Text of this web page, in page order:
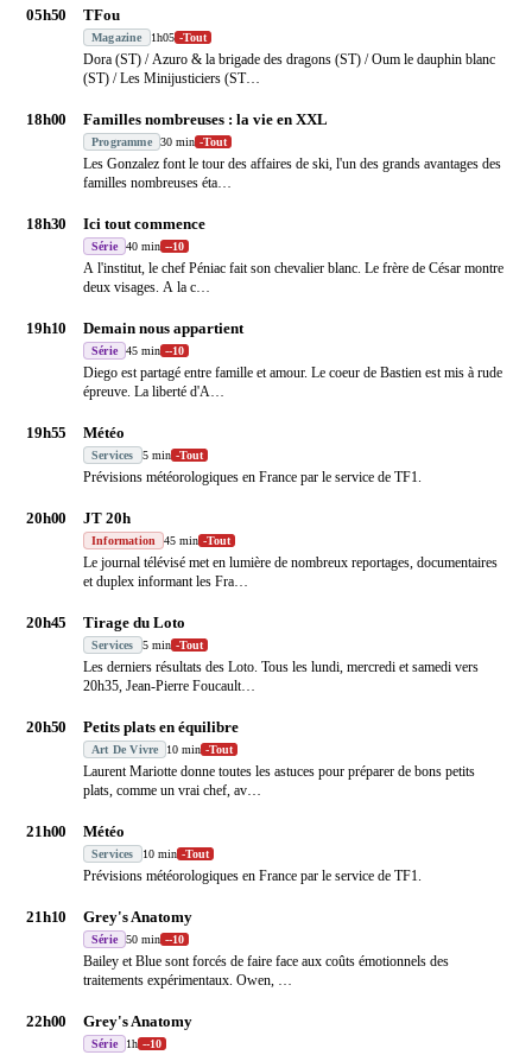
05h50 TFou
Magazine 1h05 -Tout
Dora (ST) / Azuro & la brigade des dragons (ST) / Oum le dauphin blanc
(ST) / Les Minijusticiers (ST…
18h00 Familles nombreuses : la vie en XXL
Programme 30 min -Tout
Les Gonzalez font le tour des affaires de ski, l'un des grands avantages des
familles nombreuses éta…
18h30 Ici tout commence
Série 40 min --10
A l'institut, le chef Péniac fait son chevalier blanc. Le frère de César montre
deux visages. A la c…
19h10 Demain nous appartient
Série 45 min --10
Diego est partagé entre famille et amour. Le coeur de Bastien est mis à rude
épreuve. La liberté d'A…
19h55 Météo
Services 5 min -Tout
Prévisions météorologiques en France par le service de TF1.
20h00 JT 20h
Information 45 min -Tout
Le journal télévisé met en lumière de nombreux reportages, documentaires
et duplex informant les Fra…
20h45 Tirage du Loto
Services 5 min -Tout
Les derniers résultats des Loto. Tous les lundi, mercredi et samedi vers
20h35, Jean-Pierre Foucault…
20h50 Petits plats en équilibre
Art De Vivre 10 min -Tout
Laurent Mariotte donne toutes les astuces pour préparer de bons petits
plats, comme un vrai chef, av…
21h00 Météo
Services 10 min -Tout
Prévisions météorologiques en France par le service de TF1.
21h10 Grey's Anatomy
Série 50 min --10
Bailey et Blue sont forcés de faire face aux coûts émotionnels des
traitements expérimentaux. Owen, …
22h00 Grey's Anatomy
Série 1h --10